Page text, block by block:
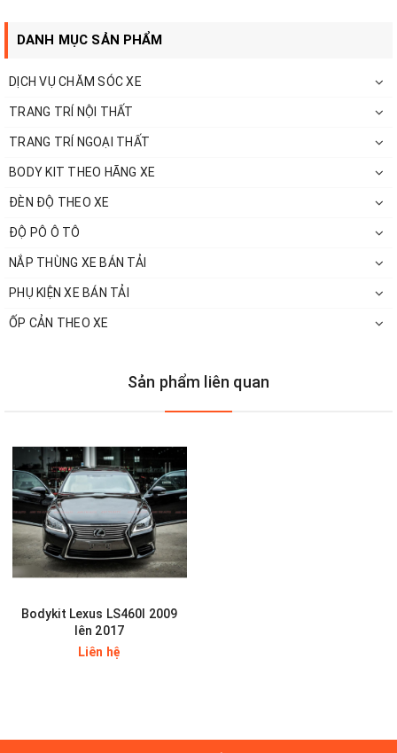
Xem thêm các đồ chơi ô tô của chúng tôi tại
website:https://www.otoanhthi.com/
Kênh Youtube: https://www.youtube.com/c/AnhThiAuto
-
Địa chỉ: 401-399-397 An Dương Vương, P.3, Q.5, TP.HCM Chỉ
đường ➡➡➡ clickGoogle Maps
------
Ngoài ra chúng tôi còn rất nhiều DỊCH VỤ & HỖ TRỢ như:
Độ đèn nguyên cụm - thay bóng tăng sáng
Thay mâm - vỏ
DANH MỤC SẢN PHẨM
DỊCH VỤ CHĂM SÓC XE
TRANG TRÍ NỘI THẤT
TRANG TRÍ NGOẠI THẤT
BODY KIT THEO HÃNG XE
ĐÈN ĐỘ THEO XE
ĐỘ PÔ Ô TÔ
NẮP THÙNG XE BÁN TẢI
PHỤ KIỆN XE BÁN TẢI
ỐP CẢN THEO XE
Sản phẩm liên quan
Bodykit Lexus LS460l 2009
lên 2017
Liên hệ